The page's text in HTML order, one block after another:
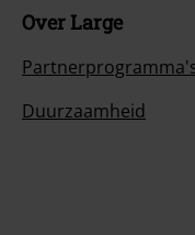
Over Large
Duurzaamheid